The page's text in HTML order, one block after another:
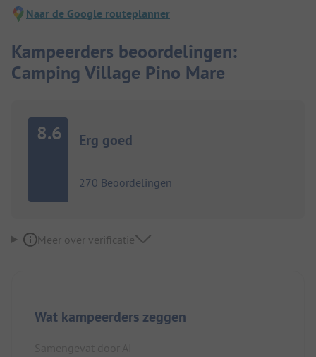
Naar de Google routeplanner
Kampeerders beoordelingen:
Camping Village Pino Mare
8.6 Erg goed
270 Beoordelingen
Meer over verificatie
Wat kampeerders zeggen